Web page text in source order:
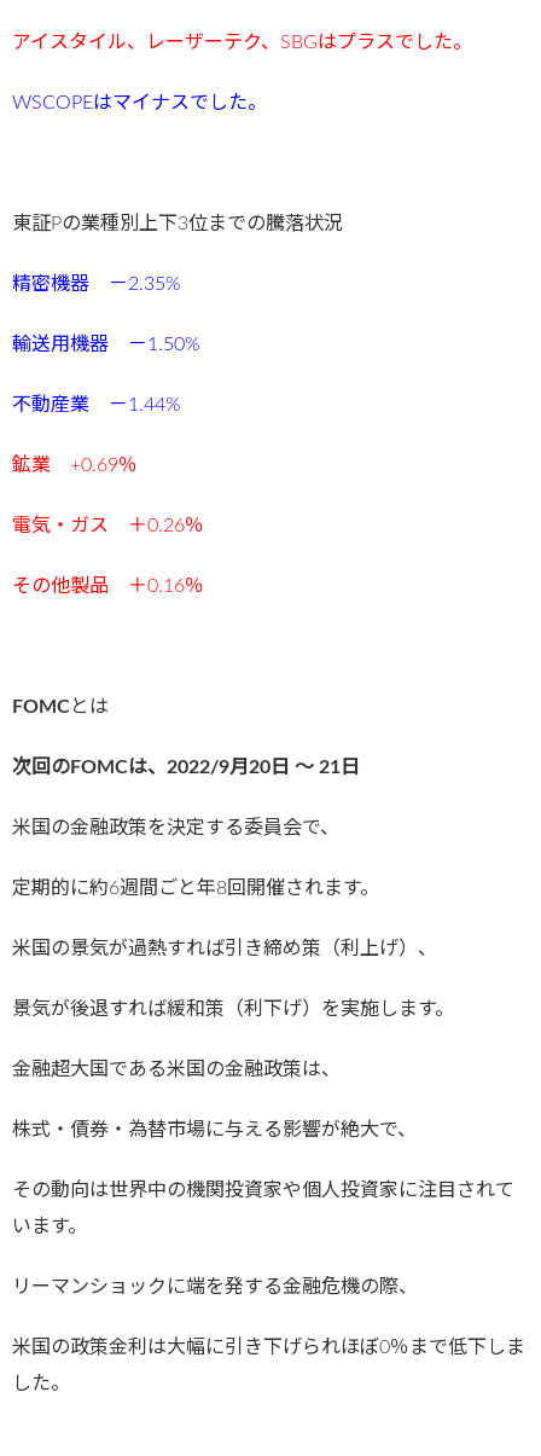
アイスタイル、レーザーテク、SBGはプラスでした。
WSCOPEはマイナスでした。
東証Pの業種別上下3位までの騰落状況
精密機器 －2.35%
輸送用機器 －1.50%
不動産業 －1.44%
鉱業 +0.69％
電気・ガス ＋0.26％
その他製品 ＋0.16％
FOMCとは
次回のFOMCは、2022/9月20日 〜 21日
米国の金融政策を決定する委員会で、
定期的に約6週間ごと年8回開催されます。
米国の景気が過熱すれば引き締め策（利上げ）、
景気が後退すれば緩和策（利下げ）を実施します。
金融超大国である米国の金融政策は、
株式・債券・為替市場に与える影響が絶大で、
その動向は世界中の機関投資家や個人投資家に注目されて
います。
リーマンショックに端を発する金融危機の際、
米国の政策金利は大幅に引き下げられほぼ0％まで低下しま
した。